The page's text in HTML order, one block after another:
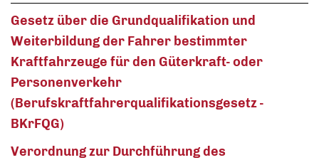
Gesetz über die Grundqualifikation und
Weiterbildung der Fahrer bestimmter
Kraftfahrzeuge für den Güterkraft- oder
Personenverkehr
(Berufskraftfahrerqualifikationsgesetz -
BKrFQG)
Verordnung zur Durchführung des